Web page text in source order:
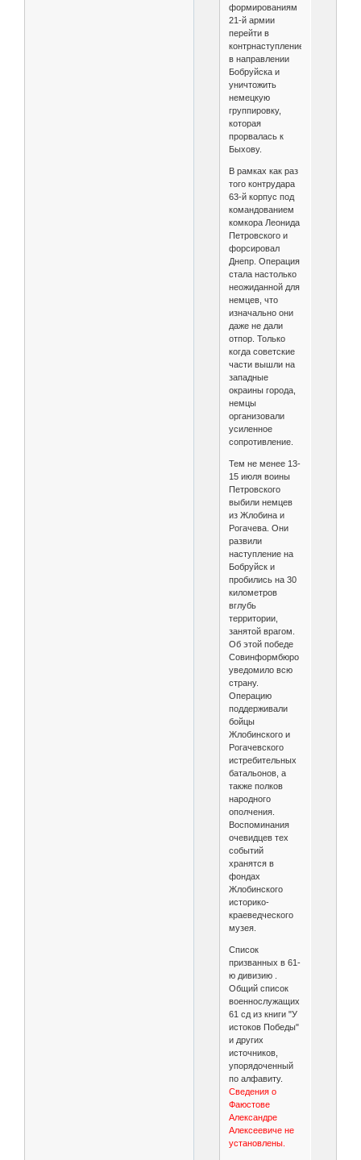
формированиям
21-й армии
перейти в
контрнаступление
в направлении
Бобруйска и
уничтожить
немецкую
группировку,
которая
прорвалась к
Быхову.
В рамках как раз
того контрудара
63-й корпус под
командованием
комкора Леонида
Петровского и
форсировал
Днепр. Операция
стала настолько
неожиданной для
немцев, что
изначально они
даже не дали
отпор. Только
когда советские
части вышли на
западные
окраины города,
немцы
организовали
усиленное
сопротивление.
Тем не менее 13-
15 июля воины
Петровского
выбили немцев
из Жлобина и
Рогачева. Они
развили
наступление на
Бобруйск и
пробились на 30
километров
вглубь
территории,
занятой врагом.
Об этой победе
Совинформбюро
уведомило всю
страну.
Операцию
поддерживали
бойцы
Жлобинского и
Рогачевского
истребительных
батальонов, а
также полков
народного
ополчения.
Воспоминания
очевидцев тех
событий
хранятся в
фондах
Жлобинского
историко-
краеведческого
музея.
Список
призванных в 61-
ю дивизию .
Общий список
военнослужащих
61 сд из книги "У
истоков Победы"
и других
источников,
упорядоченный
по алфавиту.
Сведения о
Фаюстове
Александре
Алексеевиче не
установлены.